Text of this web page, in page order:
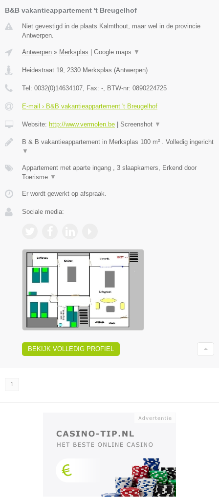
B&B vakantieappartement 't Breugelhof
Niet gevestigd in de plaats Kalmthout, maar wel in de provincie
Antwerpen.
Antwerpen » Merksplas Google maps ▼
Heidestraat 19, 2330 Merksplas (Antwerpen)
Tel: 0032(0)14634107, Fax: -, BTW-nr: 0890224725
E-mail › B&B vakantieappartement 't Breugelhof
Website: http://www.vermolen.be Screenshot ▼
B & B vakantieappartement in Merksplas 100 m² . Volledig ingericht
▼
Appartement met aparte ingang , 3 slaapkamers, Erkend door
Toerisme ▼
Er wordt gewerkt op afspraak.
Sociale media:
BEKIJK VOLLEDIG PROFIEL
1